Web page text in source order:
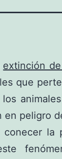
extinción
que
en peligro
la